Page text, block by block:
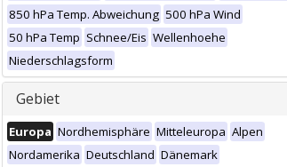
850 hPa Temp. Abweichung 500 hPa Wind
50 hPa Temp Schnee/Eis Wellenhoehe
Niederschlagsform
Gebiet
Europa Nordhemisphäre Mitteleuropa Alpen
Nordamerika Deutschland Dänemark